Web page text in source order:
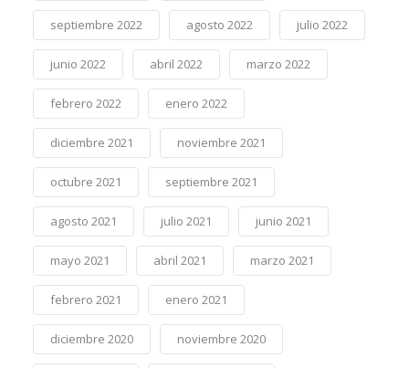
septiembre 2022 agosto 2022 julio 2022
junio 2022 abril 2022 marzo 2022
febrero 2022 enero 2022
diciembre 2021 noviembre 2021
octubre 2021 septiembre 2021
agosto 2021 julio 2021 junio 2021
mayo 2021 abril 2021 marzo 2021
febrero 2021 enero 2021
diciembre 2020 noviembre 2020